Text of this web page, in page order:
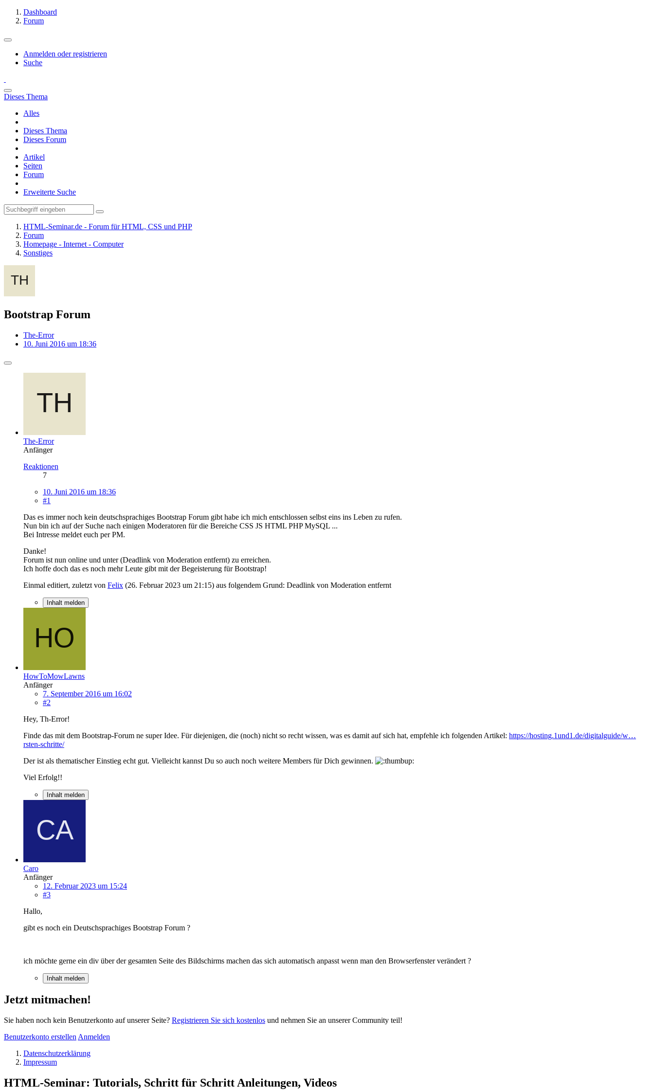
Dashboard
Forum
Anmelden oder registrieren
Suche
Dieses Thema
Alles
Dieses Thema
Dieses Forum
Artikel
Seiten
Forum
Erweiterte Suche
HTML-Seminar.de - Forum für HTML, CSS und PHP
Forum
Homepage - Internet - Computer
Sonstiges
Bootstrap Forum
The-Error
10. Juni 2016 um 18:36
The-Error
Anfänger
Reaktionen
7
10. Juni 2016 um 18:36
#1
Das es immer noch kein deutschsprachiges Bootstrap Forum gibt habe ich mich entschlossen selbst eins ins Leben zu rufen.
Nun bin ich auf der Suche nach einigen Moderatoren für die Bereiche CSS JS HTML PHP MySQL ...
Bei Intresse meldet euch per PM.
Danke!
Forum ist nun online und unter (Deadlink von Moderation entfernt) zu erreichen.
Ich hoffe doch das es noch mehr Leute gibt mit der Begeisterung für Bootstrap!
Einmal editiert, zuletzt von Felix (26. Februar 2023 um 21:15) aus folgendem Grund: Deadlink von Moderation entfernt
Inhalt melden
HowToMowLawns
Anfänger
7. September 2016 um 16:02
#2
Hey, Th-Error!
Finde das mit dem Bootstrap-Forum ne super Idee. Für diejenigen, die (noch) nicht so recht wissen, was es damit auf sich hat, empfehle ich folgenden Artikel: https://hosting.1und1.de/digitalguide/w…
rsten-schritte/
Der ist als thematischer Einstieg echt gut. Vielleicht kannst Du so auch noch weitere Members für Dich gewinnen.
Viel Erfolg!!
Inhalt melden
Caro
Anfänger
12. Februar 2023 um 15:24
#3
Hallo,
gibt es noch ein Deutschsprachiges Bootstrap Forum ?
ich möchte gerne ein div über der gesamten Seite des Bildschirms machen das sich automatisch anpasst wenn man den Browserfenster verändert ?
Inhalt melden
Jetzt mitmachen!
Sie haben noch kein Benutzerkonto auf unserer Seite? Registrieren Sie sich kostenlos und nehmen Sie an unserer Community teil!
Benutzerkonto erstellen Anmelden
Datenschutzerklärung
Impressum
HTML-Seminar: Tutorials, Schritt für Schritt Anleitungen, Videos